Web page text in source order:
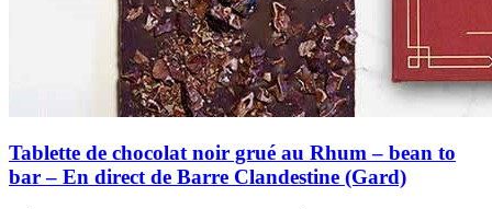
Tablette de chocolat noir grué au Rhum – bean to
bar – En direct de Barre Clandestine (Gard)